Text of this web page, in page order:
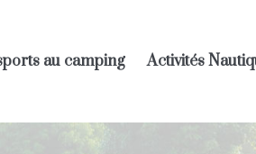
au camping Activités